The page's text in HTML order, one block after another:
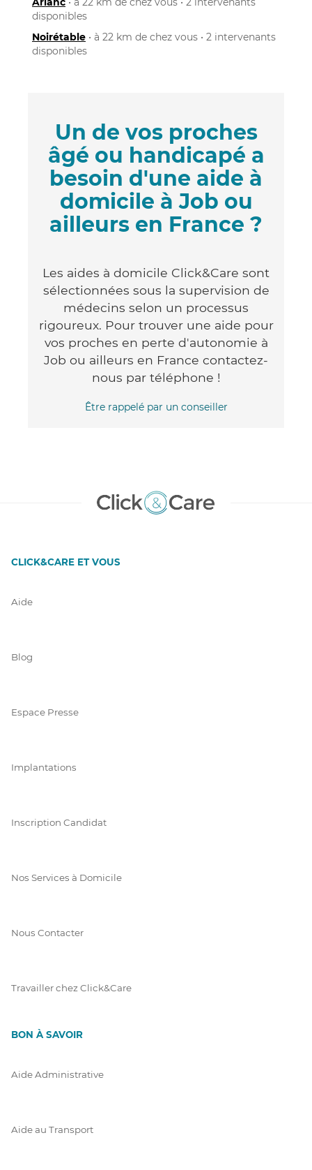
disponibles
Noirétable • à 22 km de chez vous • 2 intervenants
disponibles
Un de vos proches
âgé ou handicapé a
besoin d'une aide à
domicile à Job ou
ailleurs en France ?
Les aides à domicile Click&Care sont
sélectionnées sous la supervision de
médecins selon un processus
rigoureux. Pour trouver une aide pour
vos proches en perte d'autonomie à
Job ou ailleurs en France contactez-
nous par téléphone !
Être rappelé par un conseiller
CLICK&CARE ET VOUS
Aide
Blog
Espace Presse
Implantations
Inscription Candidat
Nos Services à Domicile
Nous Contacter
Travailler chez Click&Care
BON À SAVOIR
Aide Administrative
Aide au Transport